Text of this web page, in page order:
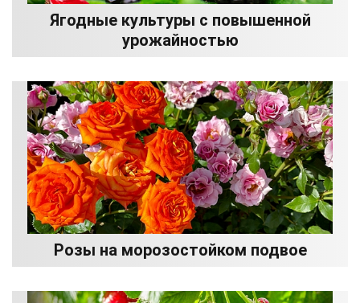
Ягодные культуры с повышенной
урожайностью
Розы на морозостойком подвое